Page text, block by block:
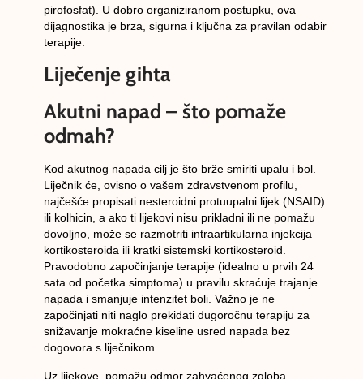
pirofosfat). U dobro organiziranom postupku, ova
dijagnostika je brza, sigurna i ključna za pravilan odabir
terapije.
Liječenje gihta
Akutni napad – što pomaže
odmah?
Kod akutnog napada cilj je što brže smiriti upalu i bol.
Liječnik će, ovisno o vašem zdravstvenom profilu,
najčešće propisati nesteroidni protuupalni lijek (NSAID)
ili kolhicin, a ako ti lijekovi nisu prikladni ili ne pomažu
dovoljno, može se razmotriti intraartikularna injekcija
kortikosteroidaili kratki sistemski kortikosteroid.
Pravodobno započinjanje terapije (idealno u prvih 24
sata od početka simptoma) u pravilu skraćuje trajanje
napada i smanjuje intenzitet boli. Važno je ne
započinjati niti naglo prekidati dugoročnu terapiju za
snižavanje mokraćne kiseline usred napada bez
dogovora s liječnikom.
Uz lijekove, pomažu odmor zahvaćenog zgloba